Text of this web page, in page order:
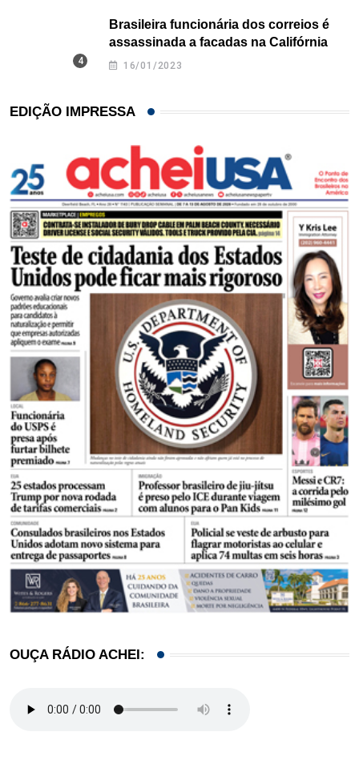
Brasileira funcionária dos correios é
assassinada a facadas na Califórnia
16/01/2023
EDIÇÃO IMPRESSA
OUÇA RÁDIO ACHEI: